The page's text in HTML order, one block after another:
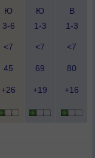
Ю
3-6
Ю
1-3
В
1-3
<7 <7 <7
45 69 80
+26 +19 +16